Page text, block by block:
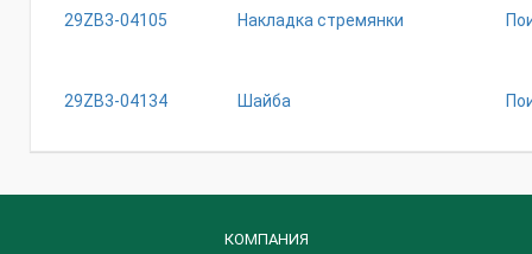
29ZB3-04105 Накладка стремянки
29ZB3-04134 Шайба
КОМПАНИЯ